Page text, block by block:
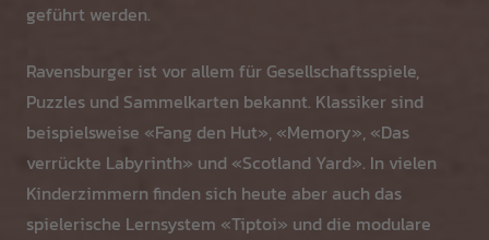
geführt werden.
Ravensburger ist vor allem für Gesellschaftsspiele,
Puzzles und Sammelkarten bekannt. Klassiker sind
beispielsweise «Fang den Hut», «Memory», «Das
verrückte Labyrinth» und «Scotland Yard». In vielen
Kinderzimmern finden sich heute aber auch das
spielerische Lernsystem «Tiptoi» und die modulare